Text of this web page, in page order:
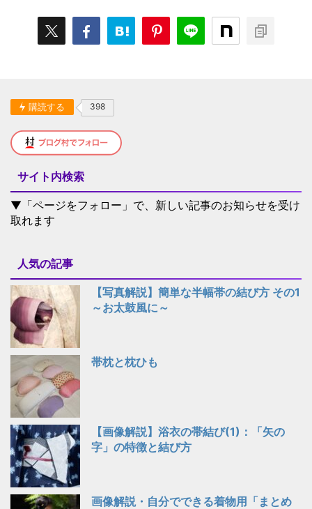
購読する 398
サイト内検索
▼「ページをフォロー」で、新しい記事のお知らせを受け
取れます
人気の記事
【写真解説】簡単な半幅帯の結び方 その1
～お太鼓風に～
帯枕と枕ひも
【画像解説】浴衣の帯結び(1)：「矢の
字」の特徴と結び方
画像解説・自分でできる着物用「まとめ